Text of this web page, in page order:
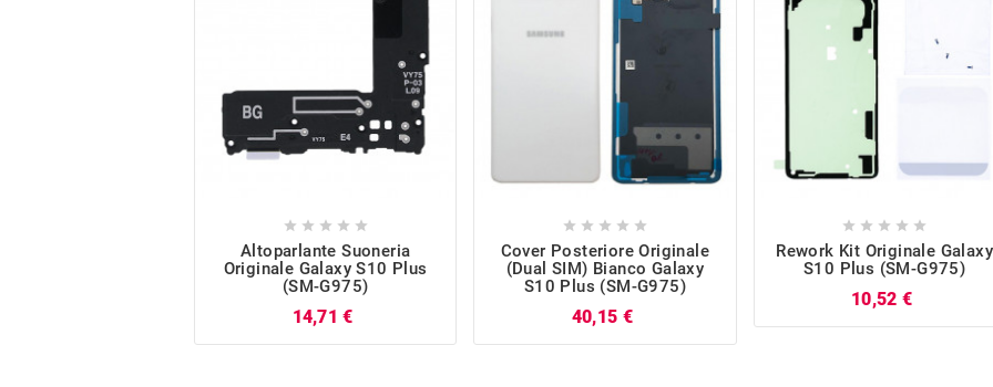
    
Altoparlante Suoneria
Originale Galaxy S10 Plus
(SM-G975)
14,71 €
    
Cover Posteriore Originale
(Dual SIM) Bianco Galaxy
S10 Plus (SM-G975)
40,15 €
    
Rework Kit Originale Galaxy
S10 Plus (SM-G975)
10,52 €